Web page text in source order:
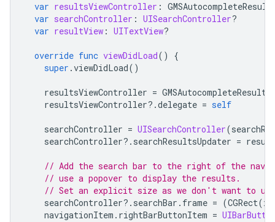
var resultsViewController :
var searchController : UISearchController?
var resultView : UITextView?
override func viewDidLoad()
{
super .viewDidLoad()
resultsViewController =
resultsViewController?.delegate = self
searchController = UISearchController(
searchController?. searchResultsUpdater =
// Add the search bar to the right of the nav
// use a popover to display the results.
// Set an explicit size as we don't want to
searchController?. searchBar . frame = (CGRect(x
navigationItem . rightBarButtonItem =